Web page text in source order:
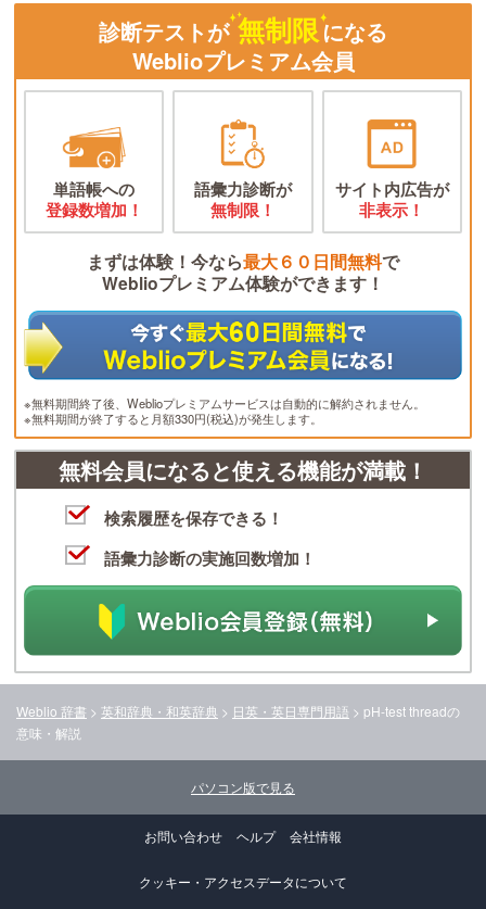
診断テストが 無制限になる
Weblioプレミアム会員
単語帳への
登録数増加！
語彙力診断が
無制限！
サイト内広告が
非表示！
まずは体験！今なら最大６０日間無料で
Weblioプレミアム体験ができます！
※無料期間終了後、Weblioプレミアムサービスは自動的に解約されません。
※無料期間が終了すると月額330円(税込)が発生します。
無料会員になると使える機能が満載！
検索履歴を保存できる！
語彙力診断の実施回数増加！
Weblio 辞書 > 英和辞典・和英辞典 > 日英・英日専門用語 > pH-test threadの
意味・解説
パソコン版で見る
お問い合わせ ヘルプ 会社情報
クッキー・アクセスデータについて